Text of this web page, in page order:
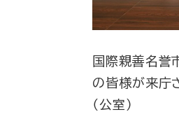
国際親善名誉
の皆様が来庁
（公室）